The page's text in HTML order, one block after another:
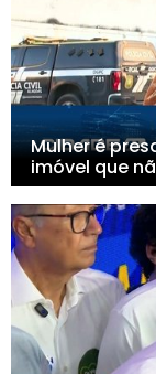
Mulher é
imóvel que